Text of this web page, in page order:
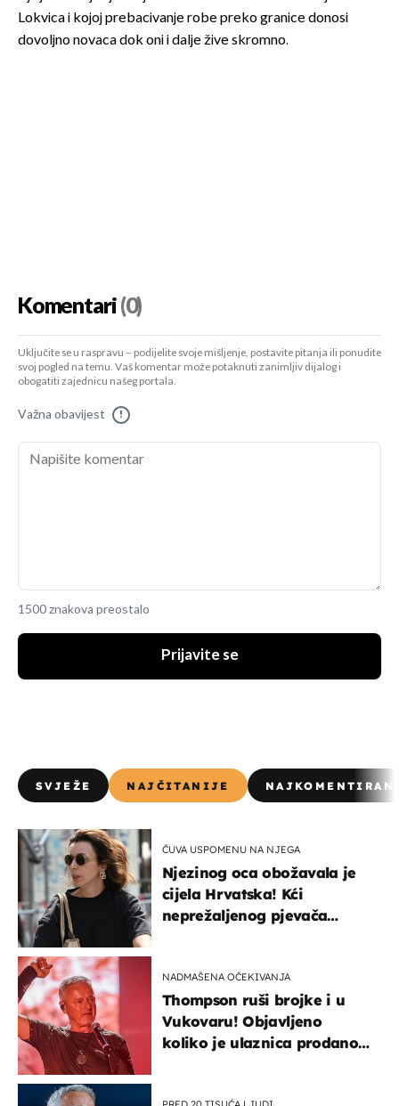
Lokvica i kojoj prebacivanje robe preko granice donosi
dovoljno novaca dok oni i dalje žive skromno.
Komentari(0)
Uključite se u raspravu – podijelite svoje mišljenje, postavite pitanja ili ponudite
svoj pogled na temu. Vaš komentar može potaknuti zanimljiv dijalog i
obogatiti zajednicu našeg portala.
Važna obavijest !
1500 znakova preostalo
Prijavite se
SVJEŽE NAJČITANIJE
ČUVA USPOMENU NA NJEGA
Njezinog oca obožavala je
cijela Hrvatska! Kći
neprežaljenog pjevača
NADMAŠENA OČEKIVANJA
Thompson ruši brojke i u
Vukovaru! Objavljeno
koliko je ulaznica prodano